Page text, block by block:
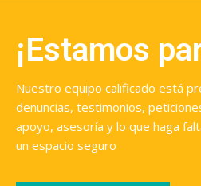
¡Estamos
Nuestro equipo calificado está
denuncias, testimonios,
apoyo, asesoría y lo que haga
un espacio seguro